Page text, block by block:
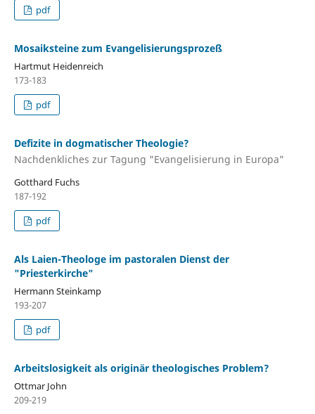
pdf
Mosaiksteine zum Evangelisierungsprozeß
Hartmut Heidenreich
173-183
pdf
Defizite in dogmatischer Theologie?
Nachdenkliches zur Tagung "Evangelisierung in Europa"
Gotthard Fuchs
187-192
pdf
Als Laien-Theologe im pastoralen Dienst der
"Priesterkirche"
Hermann Steinkamp
193-207
pdf
Arbeitslosigkeit als originär theologisches Problem?
Ottmar John
209-219